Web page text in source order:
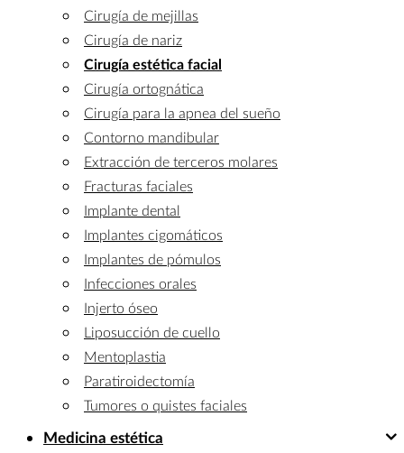
Cirugía de mejillas
Cirugía de nariz
Cirugía estética facial
Cirugía ortognática
Cirugía para la apnea del sueño
Contorno mandibular
Extracción de terceros molares
Fracturas faciales
Implante dental
Implantes cigomáticos
Implantes de pómulos
Infecciones orales
Injerto óseo
Liposucción de cuello
Mentoplastia
Paratiroidectomía
Tumores o quistes faciales
Medicina estética